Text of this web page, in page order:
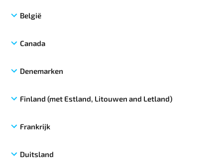
België
Canada
Denemarken
Finland (met Estland, Litouwen and Letland)
Frankrijk
Duitsland